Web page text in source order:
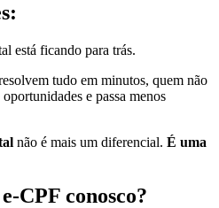
está ficando para trás.
tudo em minutos, quem não
e passa menos
não é mais um diferencial. É uma
CPF conosco?